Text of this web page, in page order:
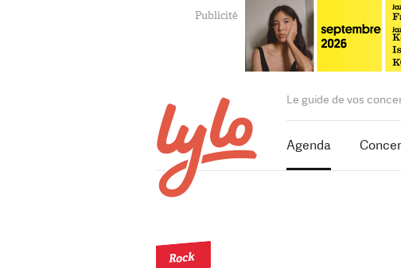
Le guide de vos
Agenda
Rock